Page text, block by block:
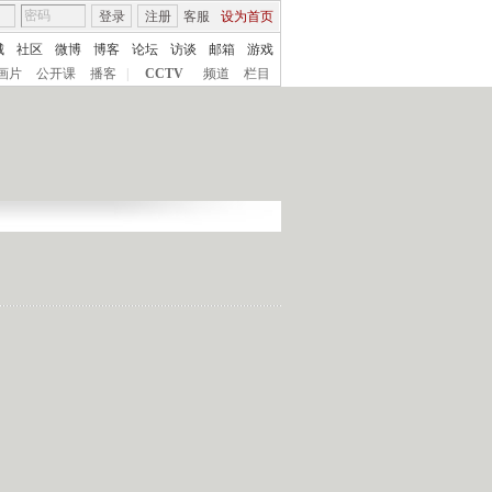
客服 设为首页
登录 注册
社区 微博 博客 论坛 访谈 邮箱
游戏
片
公开课 播客 CCTV 频道 栏目